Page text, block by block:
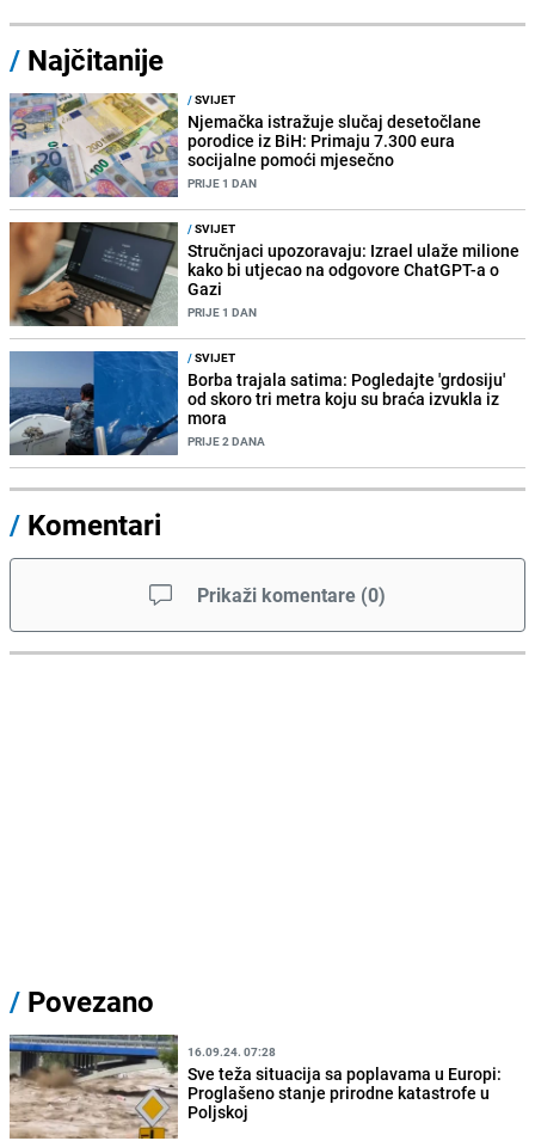
/ Najčitanije
/SVIJET
Njemačka istražuje slučaj desetočlane
porodice iz BiH: Primaju 7.300 eura
socijalne pomoći mjesečno
PRIJE 1 DAN
/SVIJET
Stručnjaci upozoravaju: Izrael ulaže milione
kako bi utjecao na odgovore ChatGPT-a o
Gazi
PRIJE 1 DAN
/SVIJET
Borba trajala satima: Pogledajte 'grdosiju'
od skoro tri metra koju su braća izvukla iz
mora
PRIJE 2 DANA
/ Komentari
Prikaži komentare (0)
/ Povezano
16.09.24. 07:28
Sve teža situacija sa poplavama u Europi:
Proglašeno stanje prirodne katastrofe u
Poljskoj